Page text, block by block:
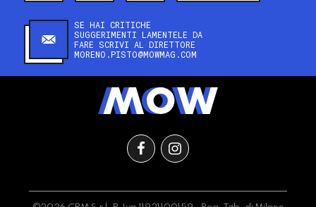
SE HAI CRITICHE
SUGGERIMENTI LAMENTELE DA
FARE SCRIVI AL DIRETTORE
MORENO.PISTO@MOWMAG.COM